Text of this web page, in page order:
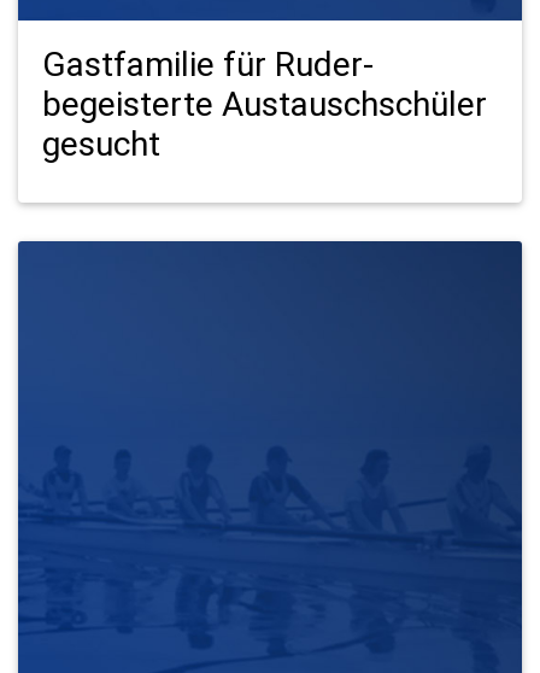
Gastfamilie für Ruder-
begeisterte Austauschschüler
gesucht